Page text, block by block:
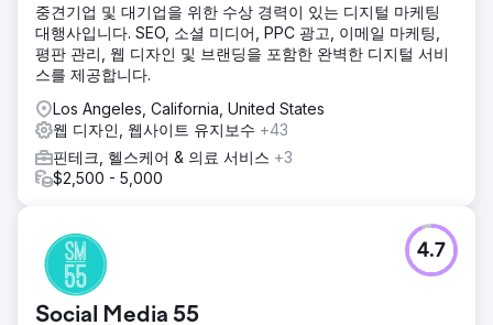
중견기업 및 대기업을 위한 수상 경력이 있는 디지털 마케팅
대행사입니다. SEO, 소셜 미디어, PPC 광고, 이메일 마케팅,
평판 관리, 웹 디자인 및 브랜딩을 포함한 완벽한 디지털 서비
스를 제공합니다.
Los Angeles, California, United States
웹 디자인, 웹사이트 유지보수 +43
핀테크, 헬스케어 & 의료 서비스 +3
$2,500 - 5,000
Social Media 55
4.7